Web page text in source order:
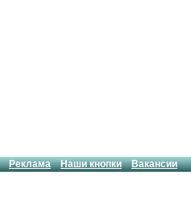
Реклама Наши кнопки Вакансии